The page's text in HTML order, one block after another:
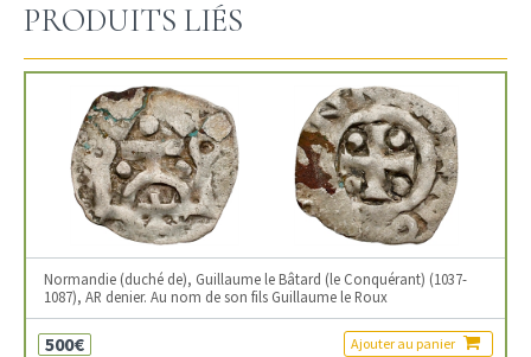
PRODUITS LIÉS
Normandie (duché de), Guillaume le Bâtard (le Conquérant) (1037-
1087), AR denier. Au nom de son fils Guillaume le Roux
500€ Ajouter au panier